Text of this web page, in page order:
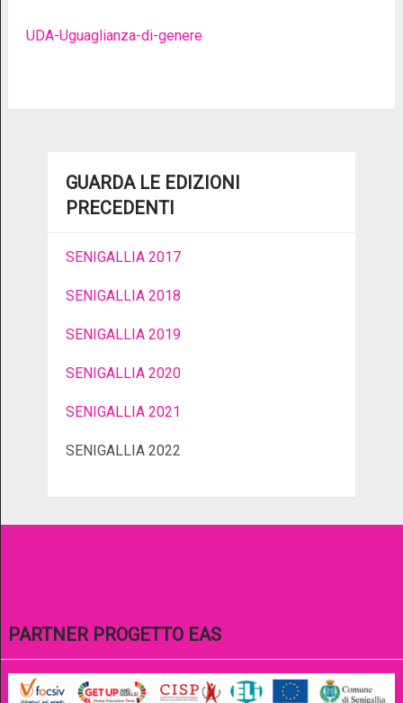
UDA-Uguaglianza-di-genere
GUARDA LE EDIZIONI
PRECEDENTI
SENIGALLIA 2017
SENIGALLIA 2018
SENIGALLIA 2019
SENIGALLIA 2020
SENIGALLIA 2021
SENIGALLIA 2022
PARTNER PROGETTO EAS